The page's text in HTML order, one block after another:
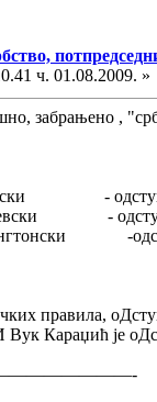
ч. 01.08.2009. »
забрањено ,
-
-
-
правила,
Караџић је